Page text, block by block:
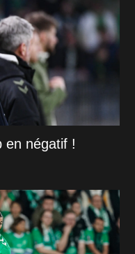
en négatif !